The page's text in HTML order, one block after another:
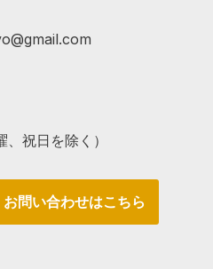
祝日を除く）
問い合わせはこちら